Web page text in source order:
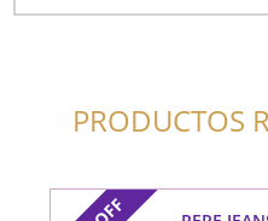
PRODUCTOS